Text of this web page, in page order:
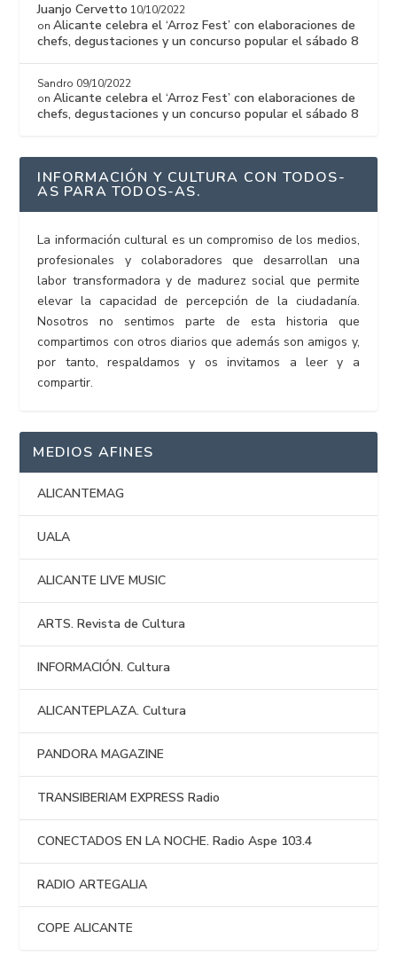
Juanjo Cervetto 10/10/2022
onAlicante celebra el ‘Arroz Fest’ con elaboraciones de
chefs, degustaciones y un concurso popular el sábado 8
Sandro 09/10/2022
onAlicante celebra el ‘Arroz Fest’ con elaboraciones de
chefs, degustaciones y un concurso popular el sábado 8
INFORMACIÓN Y CULTURA CON TODOS-
AS PARA TODOS-AS.
La información cultural es un compromiso de los medios,
profesionales y colaboradores que desarrollan una
labor transformadora y de madurez social que permite
elevar la capacidad de percepción de la ciudadanía.
Nosotros no sentimos parte de esta historia que
compartimos con otros diarios que además son amigos y,
por tanto, respaldamos y os invitamos a leer y a
compartir.
MEDIOS AFINES
ALICANTEMAG
UALA
ALICANTE LIVE MUSIC
ARTS. Revista de Cultura
INFORMACIÓN. Cultura
ALICANTEPLAZA. Cultura
PANDORA MAGAZINE
TRANSIBERIAM EXPRESS Radio
CONECTADOS EN LA NOCHE. Radio Aspe 103.4
RADIO ARTEGALIA
COPE ALICANTE